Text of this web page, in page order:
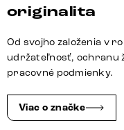
220x100
keramika
Laminam®
Emperador
Lucidato
originalita
Od svojho založenia v
udržateľnosť, ochranu
pracovné podmienky.
Viac o značke